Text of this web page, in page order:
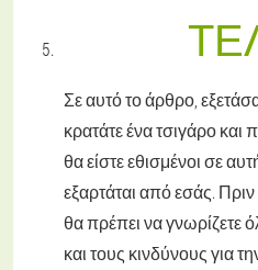
Σε αυτό το άρθρο,
κρατάτε ένα τσιγάρο και
θα είστε εθισμένοι σε
εξαρτάται από εσάς. Πριν
θα πρέπει να γνωρίζετε
και τους κινδύνους για